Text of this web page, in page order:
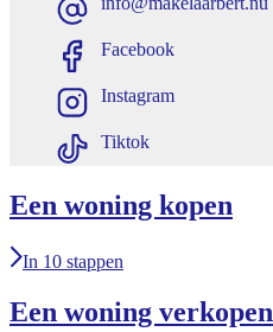
Facebook
Instagram
Tiktok
Een woning kopen
In 10 stappen
Een woning verkopen